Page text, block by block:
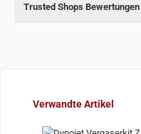
Trusted Shops Bewertungen
Produktgalerie überspringen
Verwandte Artikel